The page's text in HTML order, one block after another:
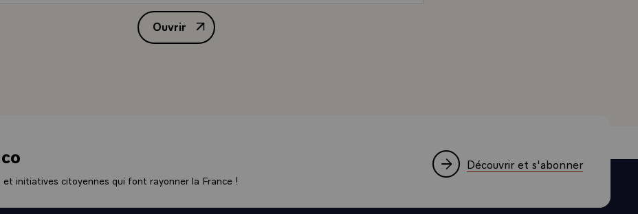
au réglement pacifique de la crise. Elle a multiplié les initiatives en ce sens.
pas d'autres objectifs que ceux définis, avec précision, par le Conseil
et, d'abord, la libération du Koweit. Ce faisant, elle assume le rang, le rôle
faiblesse pour ceux que Jean Jaurès appelait les "fauteurs de conflits".\
n'est pas l'ennemie de l'Irak. Malheureusement, pas un signe pas un mot
Ouvrir
Message de M. François Mitterrand, Président de la République, adressé au
et initiatives citoyennes qui font rayonner la France !
Découvrir et s'abonner